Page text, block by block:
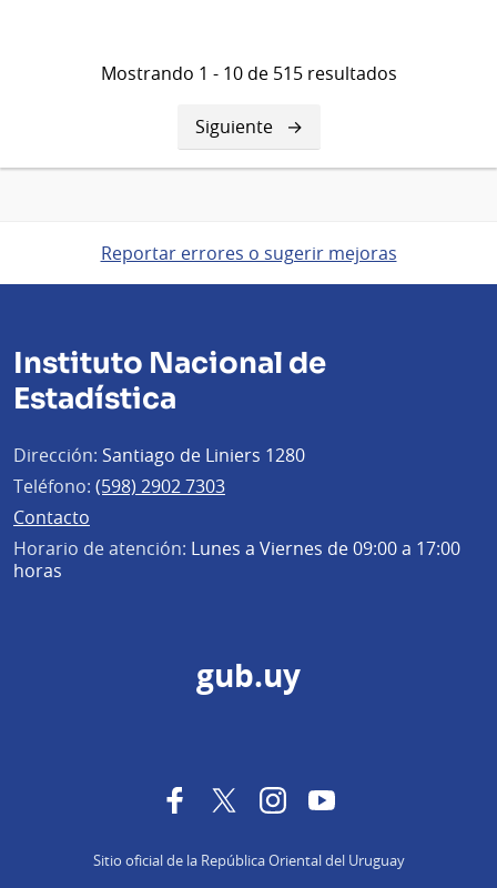
Mostrando 1 - 10 de 515 resultados
Siguiente
página
Siguiente
Reportar errores o sugerir mejoras
Instituto Nacional de
Estadística
Dirección: Santiago de Liniers 1280
Teléfono: (598) 2902 7303
Contacto
Horario de atención: Lunes a Viernes de 09:00 a 17:00
horas
gub.uy
FacebookTwitterInstagramYouTube
Sitio oficial de la República Oriental del Uruguay